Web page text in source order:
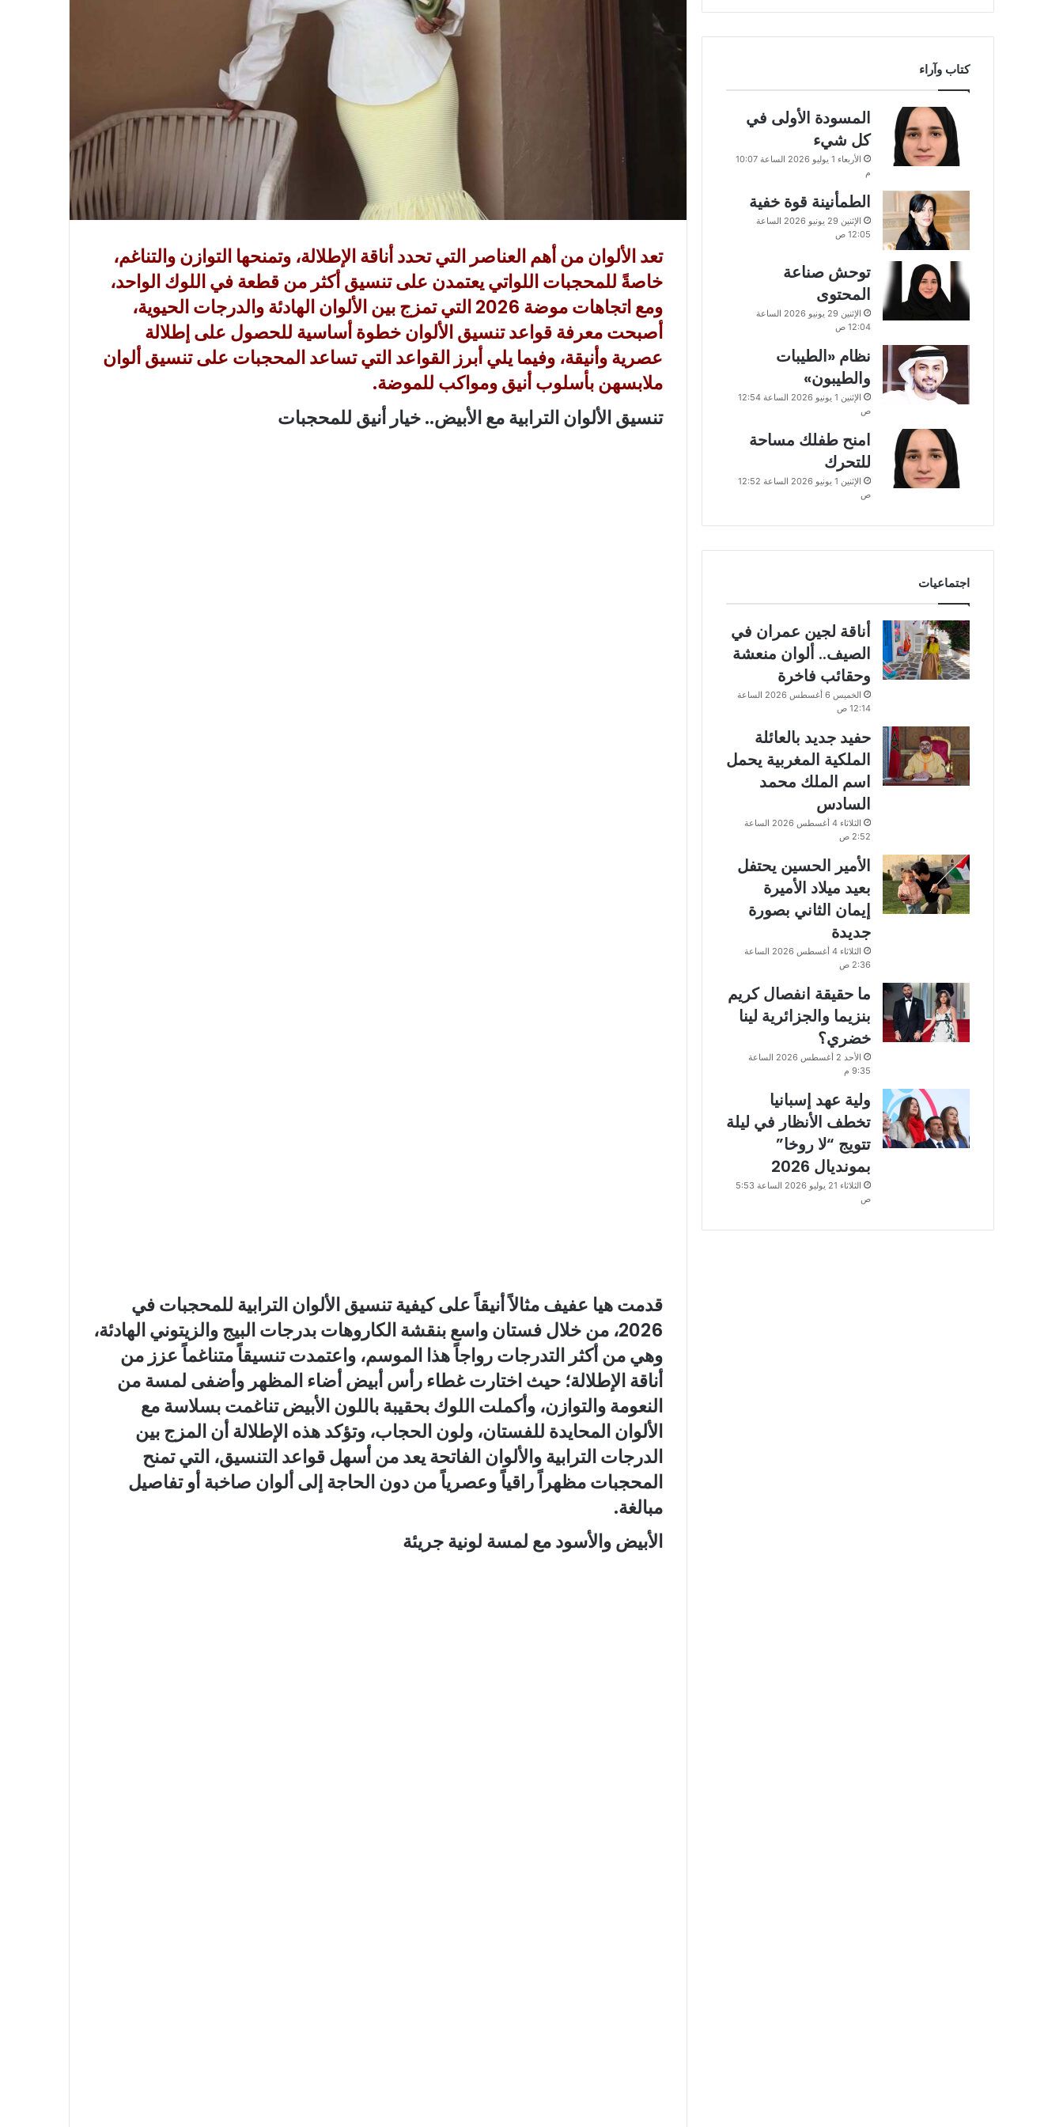
و
ن
تعد الألوان من أهم العناصر التي تحدد أناقة الإطلالة، وتمنحها التوازن والتناغم،
خاصةً للمحجبات اللواتي يعتمدن على تنسيق أكثر من قطعة في اللوك الواحد،
ومعاتجاهات موضة 2026
التي تمزج بين الألوان الهادئة والدرجات الحيوية،
أصبحت معرفة قواعدتنسيق الألوانخطوة أساسية للحصول على إطلالة
عصرية وأنيقة، وفيما يلي أبرز القواعد التي تساعدالمحجبات على تنسيق ألوان
ملابسهن بأسلوب أنيق ومواكب للموضة.
تنسيق الألوان الترابية مع الأبيض.. خيار أنيق للمحجبات
قدمت هيا عفيف مثالاً أنيقاً على كيفية تنسيق الألوان الترابية للمحجبات في
2026، من خلال فستان واسع بنقشة الكاروهات بدرجات البيج والزيتوني الهادئة،
وهي من أكثر التدرجات رواجاً هذا الموسم، واعتمدت تنسيقاً متناغماً عزز من
أناقة الإطلالة؛ حيث اختارت غطاء رأس أبيض أضاء المظهر وأضفى لمسة من
النعومة والتوازن، وأكملت اللوك بحقيبة باللون الأبيض تناغمت بسلاسة مع
الألوان المحايدة للفستان، ولون الحجاب، وتؤكد هذه الإطلالة أن المزج بين
الدرجات الترابية والألوان الفاتحة يعد من أسهل قواعد التنسيق، التي تمنح
المحجبات مظهراً راقياً وعصرياً من دون الحاجة إلى ألوان صاخبة أو تفاصيل
مبالغة.
الأبيض والأسود مع لمسة لونية جريئة
كتاب وآراء
المسودة الأولى في
كل شيء
الأربعاء 1 يوليو 2026 الساعة 10:07
م
الطمأنينة قوة خفية
الإثنين 29 يونيو 2026 الساعة
12:05 ص
توحش صناعة
المحتوى
الإثنين 29 يونيو 2026 الساعة
12:04 ص
نظام «الطيبات
والطيبون»
الإثنين 1 يونيو 2026 الساعة 12:54
ص
امنح طفلك مساحة
للتحرك
الإثنين 1 يونيو 2026 الساعة 12:52
ص
اجتماعيات
أناقة لجين عمران في
الصيف.. ألوان منعشة
وحقائب فاخرة
الخميس 6 أغسطس 2026 الساعة
12:14 ص
حفيد جديد بالعائلة
الملكية المغربية يحمل
اسم الملك محمد
السادس
الثلاثاء 4 أغسطس 2026 الساعة
2:52 ص
الأمير الحسين يحتفل
بعيد ميلاد الأميرة
إيمان الثاني بصورة
جديدة
الثلاثاء 4 أغسطس 2026 الساعة
2:36 ص
ما حقيقة انفصال كريم
بنزيما والجزائرية لينا
خضري؟
الأحد 2 أغسطس 2026 الساعة
9:35 م
ولية عهد إسبانيا
تخطف الأنظار في ليلة
تتويج “لا روخا”
بمونديال 2026
الثلاثاء 21 يوليو 2026 الساعة 5:53
ص